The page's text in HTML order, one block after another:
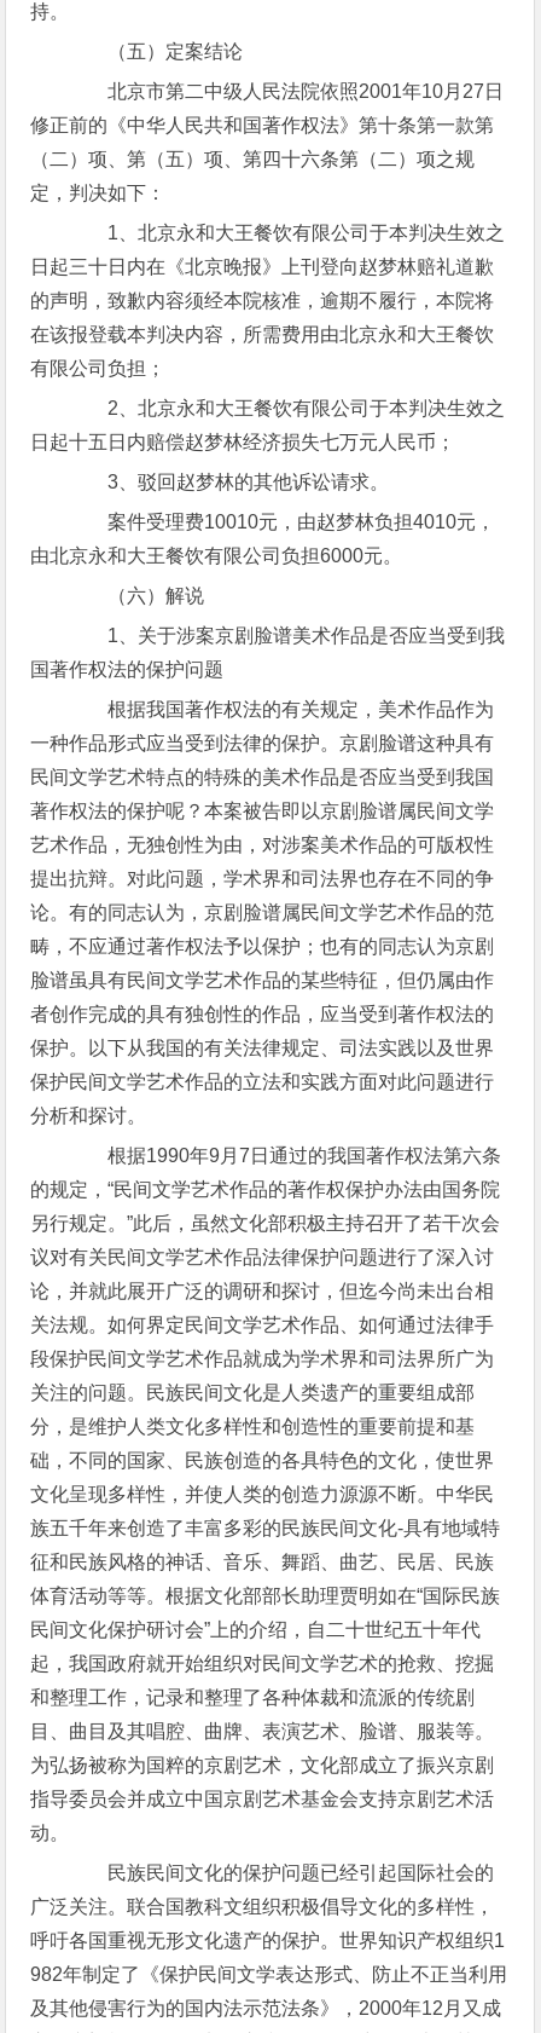
持。
（五）定案结论
北京市第二中级人民法院依照2001年10月27日
修正前的《中华人民共和国著作权法》第十条第一款第
（二）项、第（五）项、第四十六条第（二）项之规
定，判决如下：
1、北京永和大王餐饮有限公司于本判决生效之
日起三十日内在《北京晚报》上刊登向赵梦林赔礼道歉
的声明，致歉内容须经本院核准，逾期不履行，本院将
在该报登载本判决内容，所需费用由北京永和大王餐饮
有限公司负担；
2、北京永和大王餐饮有限公司于本判决生效之
日起十五日内赔偿赵梦林经济损失七万元人民币；
3、驳回赵梦林的其他诉讼请求。
案件受理费10010元，由赵梦林负担4010元，
由北京永和大王餐饮有限公司负担6000元。
（六）解说
1、关于涉案京剧脸谱美术作品是否应当受到我
国著作权法的保护问题
根据我国著作权法的有关规定，美术作品作为
一种作品形式应当受到法律的保护。京剧脸谱这种具有
民间文学艺术特点的特殊的美术作品是否应当受到我国
著作权法的保护呢？本案被告即以京剧脸谱属民间文学
艺术作品，无独创性为由，对涉案美术作品的可版权性
提出抗辩。对此问题，学术界和司法界也存在不同的争
论。有的同志认为，京剧脸谱属民间文学艺术作品的范
畴，不应通过著作权法予以保护；也有的同志认为京剧
脸谱虽具有民间文学艺术作品的某些特征，但仍属由作
者创作完成的具有独创性的作品，应当受到著作权法的
保护。以下从我国的有关法律规定、司法实践以及世界
保护民间文学艺术作品的立法和实践方面对此问题进行
分析和探讨。
根据1990年9月7日通过的我国著作权法第六条
的规定，“民间文学艺术作品的著作权保护办法由国务院
另行规定。”此后，虽然文化部积极主持召开了若干次会
议对有关民间文学艺术作品法律保护问题进行了深入讨
论，并就此展开广泛的调研和探讨，但迄今尚未出台相
关法规。如何界定民间文学艺术作品、如何通过法律手
段保护民间文学艺术作品就成为学术界和司法界所广为
关注的问题。民族民间文化是人类遗产的重要组成部
分，是维护人类文化多样性和创造性的重要前提和基
础，不同的国家、民族创造的各具特色的文化，使世界
文化呈现多样性，并使人类的创造力源源不断。中华民
族五千年来创造了丰富多彩的民族民间文化-具有地域特
征和民族风格的神话、音乐、舞蹈、曲艺、民居、民族
体育活动等等。根据文化部部长助理贾明如在“国际民族
民间文化保护研讨会”上的介绍，自二十世纪五十年代
起，我国政府就开始组织对民间文学艺术的抢救、挖掘
和整理工作，记录和整理了各种体裁和流派的传统剧
目、曲目及其唱腔、曲牌、表演艺术、脸谱、服装等。
为弘扬被称为国粹的京剧艺术，文化部成立了振兴京剧
指导委员会并成立中国京剧艺术基金会支持京剧艺术活
动。
民族民间文化的保护问题已经引起国际社会的
广泛关注。联合国教科文组织积极倡导文化的多样性，
呼吁各国重视无形文化遗产的保护。世界知识产权组织1
982年制定了《保护民间文学表达形式、防止不正当利用
及其他侵害行为的国内法示范法条》，2000年12月又成